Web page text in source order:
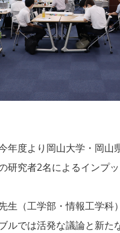
年度より岡山大学・岡山
研究者2名によるインプ
生（工学部・情報工学科
ルでは活発な議論と新た